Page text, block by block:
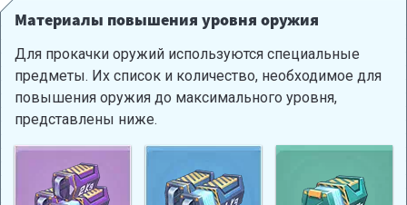
Материалы повышения уровня оружия
Для прокачки оружий используются специальные
предметы. Их список и количество, необходимое для
повышения оружия до максимального уровня,
представлены ниже.